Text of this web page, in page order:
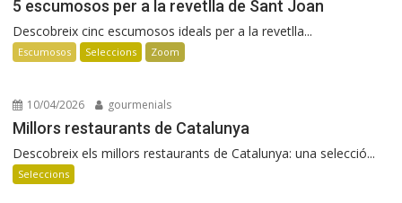
5 escumosos per a la revetlla de Sant Joan
Descobreix cinc escumosos ideals per a la revetlla...
Escumosos Seleccions Zoom
10/04/2026 gourmenials
Millors restaurants de Catalunya
Descobreix els millors restaurants de Catalunya: una selecció...
Seleccions